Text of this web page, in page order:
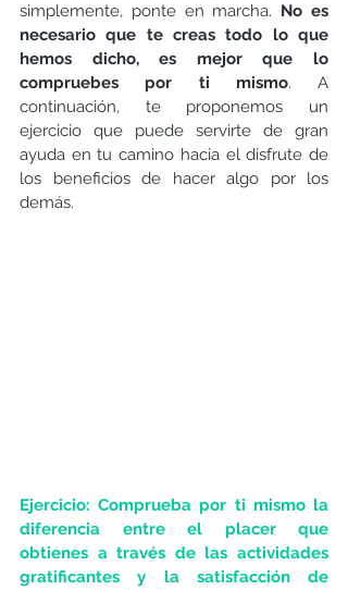
simplemente, ponte en marcha. No es
necesario que te creas todo lo que
hemos dicho, es mejor que lo
compruebes por ti mismo. A
continuación, te proponemos un
ejercicio que puede servirte de gran
ayuda en tu camino hacia el disfrute de
los beneficios de hacer algo por los
demás.
Ejercicio: Comprueba por ti mismo la
diferencia entre el placer que
obtienes a través de las actividades
gratificantes y la satisfacción de